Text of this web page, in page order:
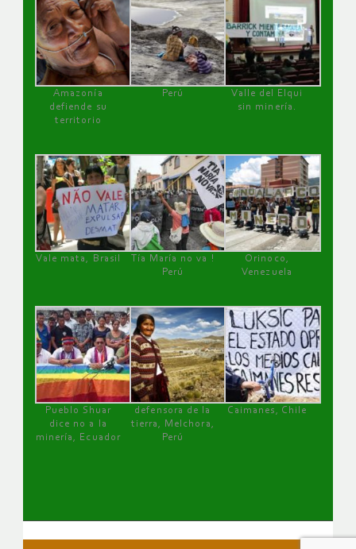
Amazonía
defiende su
territorio
Perú
Valle del Elqui
sin minería.
Vale mata, Brasil
Tía María no va !
Perú
Orinoco,
Venezuela
Pueblo Shuar
dice no a la
minería, Ecuador
defensora de la
tierra, Melchora,
Perú
Caimanes, Chile